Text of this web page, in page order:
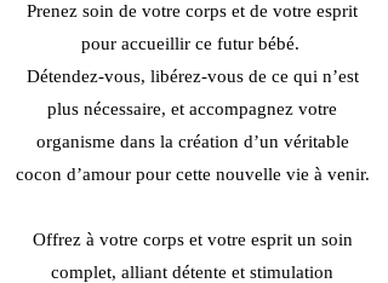
Prenez soin de votre corps et de votre esprit
pour accueillir ce futur bébé.
Détendez-vous, libérez-vous de ce qui n’est
plus nécessaire, et accompagnez votre
organisme dans la création d’un véritable
cocon d’amour pour cette nouvelle vie à venir.
Offrez à votre corps et votre esprit un soin
complet, alliant détente et stimulation